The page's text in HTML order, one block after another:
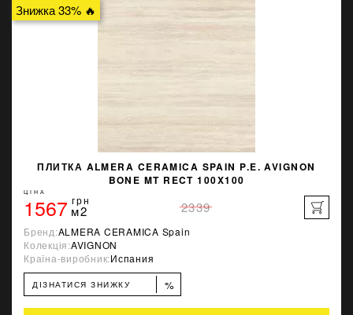
Знижка 33% 🔥
ПЛИТКА ALMERA CERAMICA SPAIN P.E. AVIGNON
BONE MT RECT 100X100
ЦІНА
1567 грн
м2 2339
Бренд:ALMERA CERAMICA Spain
Колекція:AVIGNON
Країна-виробник:Испания
ДІЗНАТИСЯ ЗНИЖКУ %